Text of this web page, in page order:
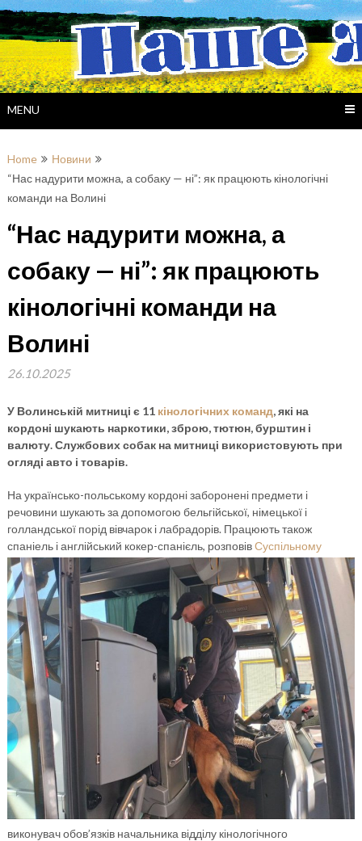
Skip
to
content
MENU
Home
Новини
“Нас надурити можна, а собаку — ні”: як працюють кінологічні
команди на Волині
“Нас надурити можна, а
собаку — ні”: як працюють
кінологічні команди на
Волині
26.10.2025
У Волинській митниці є 11 кінологічних команд, які на
кордоні шукають наркотики, зброю, тютюн, бурштин і
валюту. Службових собак на митниці використовують при
огляді авто і товарів.
На українсько-польському кордоні заборонені предмети і
речовини шукають за допомогою бельгійської, німецької і
голландської порід вівчарок і лабрадорів. Працюють також
спаніель і англійський кокер-спанієль, розповівСуспільному
виконувач обов’язків начальника відділу кінологічного